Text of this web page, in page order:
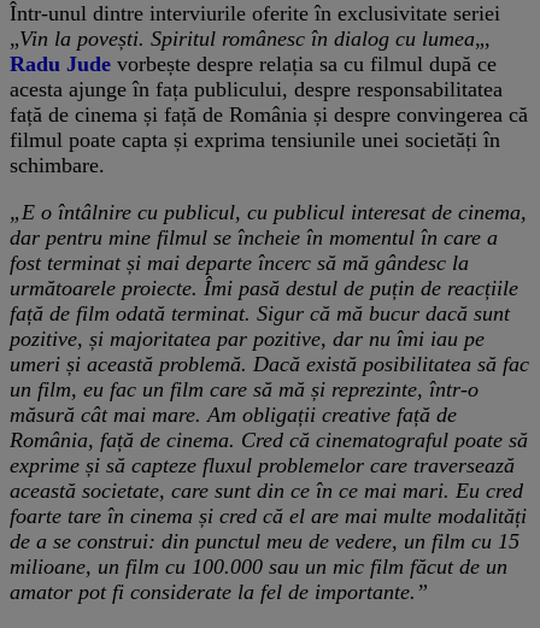
Într-unul dintre interviurile oferite în exclusivitate seriei
„Vin la povești. Spiritul românesc în dialog cu lumea„,
Radu Jude vorbește despre relația sa cu filmul după ce
acesta ajunge în fața publicului, despre responsabilitatea
față de cinema și față de România și despre convingerea că
filmul poate capta și exprima tensiunile unei societăți în
schimbare.
„E o întâlnire cu publicul, cu publicul interesat de cinema,
dar pentru mine filmul se încheie în momentul în care a
fost terminat și mai departe încerc să mă gândesc la
următoarele proiecte. Îmi pasă destul de puțin de reacțiile
față de film odată terminat. Sigur că mă bucur dacă sunt
pozitive, și majoritatea par pozitive, dar nu îmi iau pe
umeri și această problemă. Dacă există posibilitatea să fac
un film, eu fac un film care să mă și reprezinte, într-o
măsură cât mai mare. Am obligații creative față de
România, față de cinema. Cred că cinematograful poate să
exprime și să capteze fluxul problemelor care traversează
această societate, care sunt din ce în ce mai mari. Eu cred
foarte tare în cinema și cred că el are mai multe modalități
de a se construi: din punctul meu de vedere, un film cu 15
milioane, un film cu 100.000 sau un mic film făcut de un
amator pot fi considerate la fel de importante.”